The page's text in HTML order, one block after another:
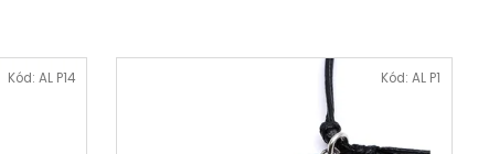
Kód: AL P14 Kód: AL P1